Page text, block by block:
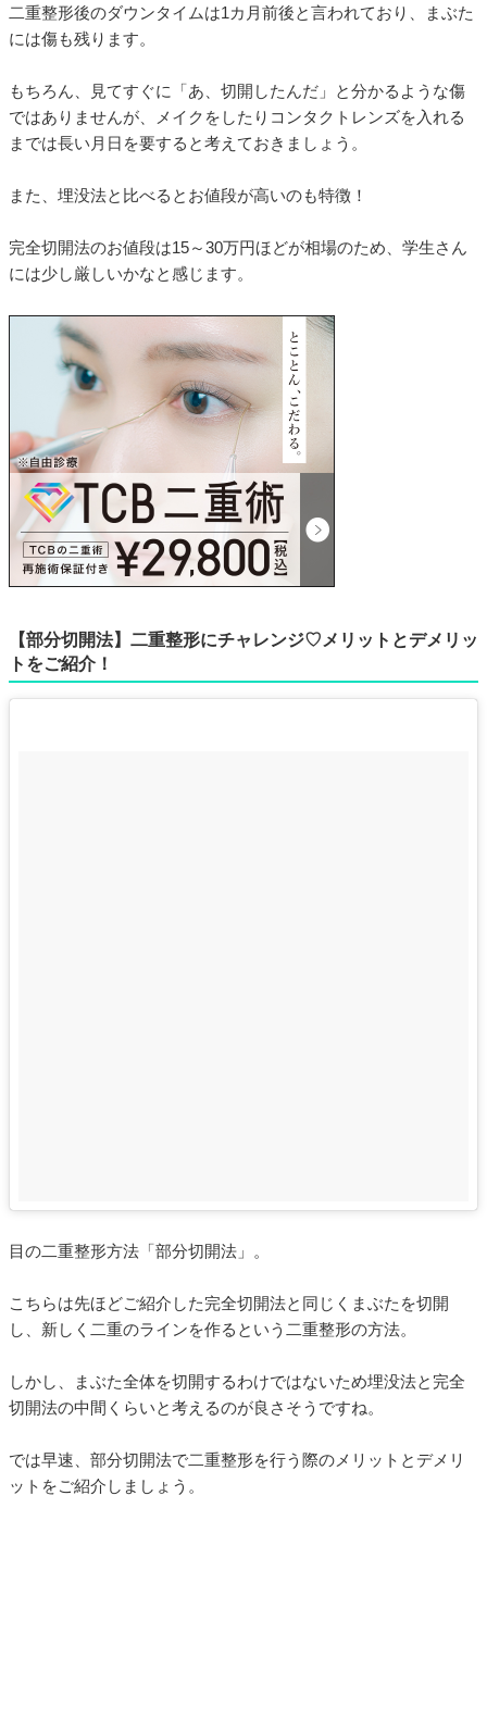
二重整形後のダウンタイムは1カ月前後と言われており、まぶた
には傷も残ります。
もちろん、見てすぐに「あ、切開したんだ」と分かるような傷
ではありませんが、メイクをしたりコンタクトレンズを入れる
までは長い月日を要すると考えておきましょう。
また、埋没法と比べるとお値段が高いのも特徴！
完全切開法のお値段は15～30万円ほどが相場のため、学生さん
には少し厳しいかなと感じます。
【部分切開法】二重整形にチャレンジ♡メリットとデメリッ
トをご紹介！
目の二重整形方法「部分切開法」。
こちらは先ほどご紹介した完全切開法と同じくまぶたを切開
し、新しく二重のラインを作るという二重整形の方法。
しかし、まぶた全体を切開するわけではないため埋没法と完全
切開法の中間くらいと考えるのが良さそうですね。
では早速、部分切開法で二重整形を行う際のメリットとデメリ
ットをご紹介しましょう。